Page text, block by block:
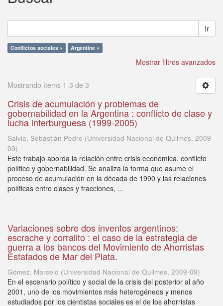
Ir
Conflictos sociales × Argentine ×
Mostrar filtros avanzados
Mostrando ítems 1-3 de 3
Crisis de acumulación y problemas de
gobernabilidad en la Argentina : conflicto de clase y
lucha interburguesa (1999-2005)
Salvia, Sebastián Pedro (Universidad Nacional de Quilmes, 2009-
09)
Este trabajo aborda la relación entre crisis económica, conflicto
político y gobernabilidad. Se analiza la forma que asume el
proceso de acumulación en la década de 1990 y las relaciones
políticas entre clases y fracciones, ...
Variaciones sobre dos inventos argentinos:
escrache y corralito : el caso de la estrategia de
guerra a los bancos del Movimiento de Ahorristas
Estafados de Mar del Plata.
Gómez, Marcelo (Universidad Nacional de Quilmes, 2009-09)
En el escenario político y social de la crisis del posterior al año
2001, uno de los movimientos más heterogéneos y menos
estudiados por los cientistas sociales es el de los ahorristas